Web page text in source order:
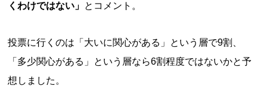
くわけではない」 とコメント。
投票に行くのは「大いに関心がある」という層で9割、
「多少関心がある」という層なら6割程度ではないかと予
想しました。